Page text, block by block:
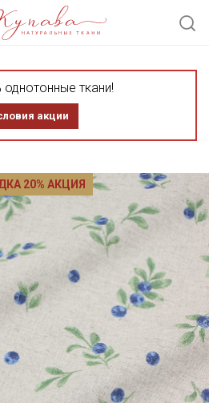
однотонные ткани!
акции
20% АКЦИЯ